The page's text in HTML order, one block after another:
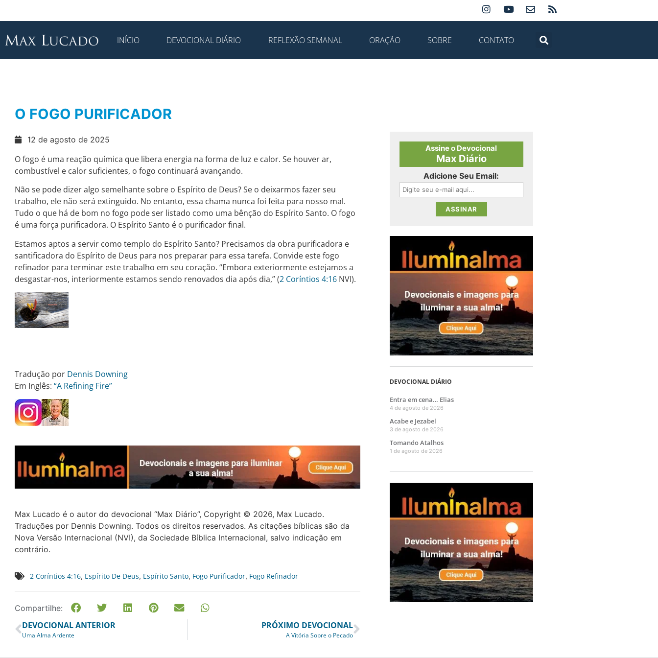
INÍCIO DEVOCIONAL DIÁRIO REFLEXÃO SEMANAL ORAÇÃO SOBRE CONTATO
O FOGO PURIFICADOR
12 de agosto de 2025
O fogo é uma reação química que libera energia na forma de luz e calor. Se houver ar,
combustível e calor suficientes, o fogo continuará avançando.
Não se pode dizer algo semelhante sobre o Espírito de Deus? Se o deixarmos fazer seu
trabalho, ele não será extinguido. No entanto, essa chama nunca foi feita para nosso mal.
Tudo o que há de bom no fogo pode ser listado como uma bênção do Espírito Santo. O fogo
é uma força purificadora. O Espírito Santo é o purificador final.
Estamos aptos a servir como templo do Espírito Santo? Precisamos da obra purificadora e
santificadora do Espírito de Deus para nos preparar para essa tarefa. Convide este fogo
refinador para terminar este trabalho em seu coração. “Embora exteriormente estejamos a
desgastar-nos, interiormente estamos sendo renovados dia após dia,” (2 Coríntios 4:16 NVI).
Tradução por Dennis Downing
Em Inglês: “A Refining Fire”
Max Lucado é o autor do devocional “Max Diário”, Copyright © 2026, Max Lucado.
Traduções por Dennis Downing. Todos os direitos reservados. As citações bíblicas são da
Nova Versão Internacional (NVI), da Sociedade Bíblica Internacional, salvo indicação em
contrário.
2 Coríntios 4:16, Espírito De Deus, Espírito Santo, Fogo Purificador, Fogo Refinador
Compartilhe:
DEVOCIONAL ANTERIOR
Uma Alma Ardente
PRÓXIMO DEVOCIONAL
A Vitória Sobre o Pecado
Assine o Devocional
Max Diário
Adicione Seu Email:
DEVOCIONAL DIÁRIO
Entra em cena… Elias
4 de agosto de 2026
Acabe e Jezabel
3 de agosto de 2026
Tomando Atalhos
1 de agosto de 2026